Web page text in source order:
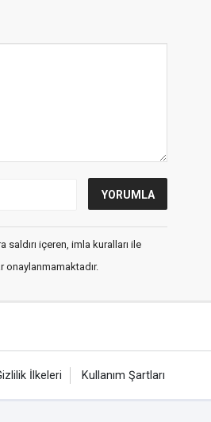
içeren, imla kuralları ile
onaylanmamaktadır.
İlkeleri Kullanım Şartları